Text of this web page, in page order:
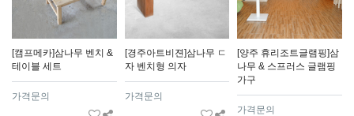
[캠프메카]삼나무 벤치 &
테이블 세트
가격문의
[경주아트비젼]삼나무 ㄷ
자 벤치형 의자
가격문의
[양주 휴리조트글램핑]삼
나무 & 스프러스 글램핑
가구
가격문의